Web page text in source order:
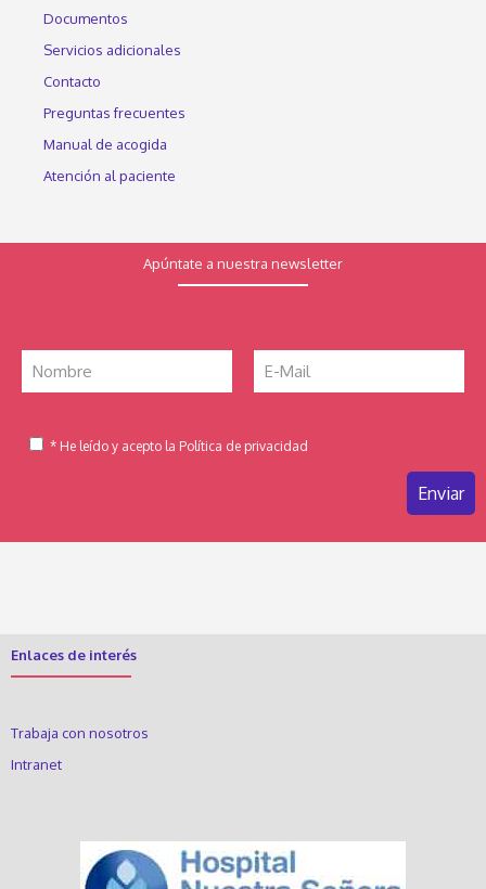
Documentos
Servicios adicionales
Contacto
Preguntas frecuentes
Manual de acogida
Atención al paciente
Apúntate a nuestra newsletter
* He leído y acepto la Política de privacidad
Enlaces de interés
Trabaja con nosotros
Intranet